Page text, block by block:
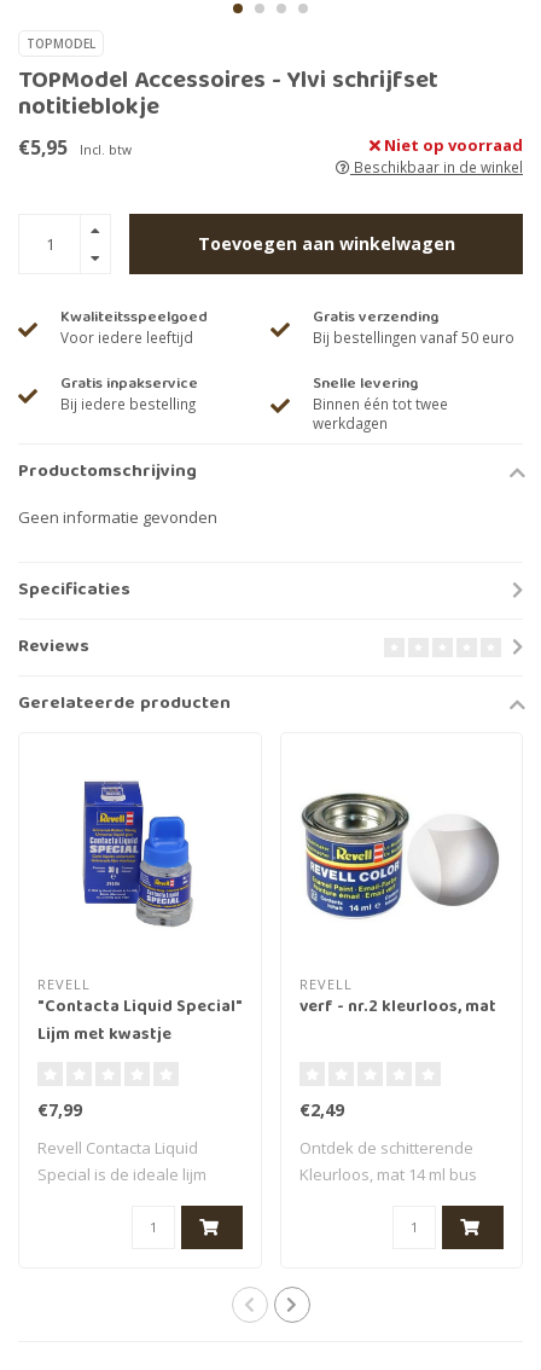
TOPMODEL
TOPModel Accessoires - Ylvi schrijfset
notitieblokje
€5,95 Incl. btw Niet op voorraad
Beschikbaar in de winkel
Toevoegen aan winkelwagen
Kwaliteitsspeelgoed
Voor iedere leeftijd
Gratis verzending
Bij bestellingen vanaf 50 euro
Gratis inpakservice
Bij iedere bestelling
Snelle levering
Binnen één tot twee
werkdagen
Productomschrijving
Geen informatie gevonden
Specificaties
Reviews
Gerelateerde producten
REVELL
"Contacta Liquid Special"
Lijm met kwastje
€7,99
Revell Contacta Liquid
Special is de ideale lijm
REVELL
verf - nr.2 kleurloos, mat
€2,49
Ontdek de schitterende
Kleurloos, mat 14 ml bus